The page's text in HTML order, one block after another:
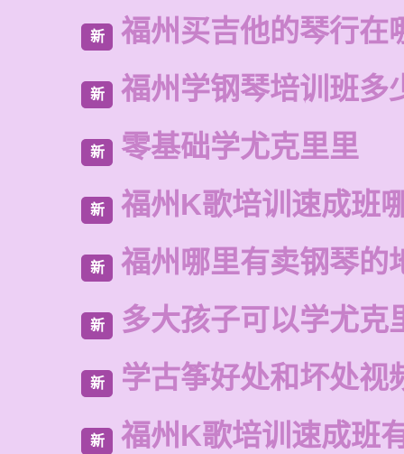
新 福州买吉他的琴行在
新 福州学钢琴培训班多
新 零基础学尤克里里
新 福州K歌培训速成班
新 福州哪里有卖钢琴的
新 多大孩子可以学尤克
新 学古筝好处和坏处视
新 福州K歌培训速成班